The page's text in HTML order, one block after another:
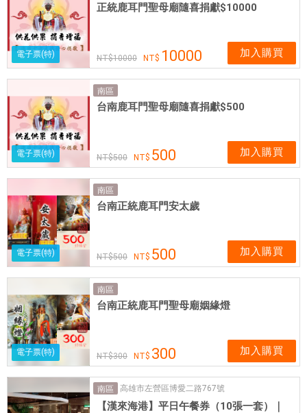
電子票(特)
正統鹿耳門聖母廟隨喜捐獻$10000
10000 10000 加入購買
電子票(特)
南區
台南鹿耳門聖母廟隨喜捐獻$500
500 500 加入購買
電子票(特)
南區
台南正統鹿耳門安太歲
500 500 加入購買
電子票(特)
南區
台南正統鹿耳門聖母廟姻緣燈
300 300 加入購買
南區 高雄市左營區博愛二路767號
【漢來海港】平日午餐券（10張一套）｜